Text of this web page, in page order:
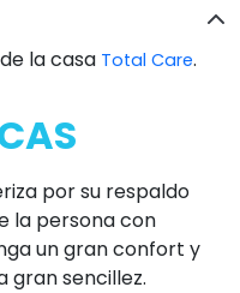
de la casa Total Care.
por su respaldo
la persona con
un gran confort y
gran sencillez.